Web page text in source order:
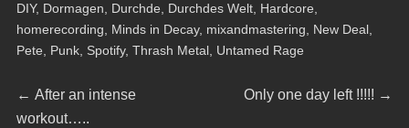
DIY, Dormagen Durchde Durchdes Welt, Hardcore
homerecording
Minds in Decay, mixandmastering New Deal,
Pete
Punk, Spotify, Thrash Metal, Untamed Rage
Beitragsnavigation
← Previous
post:
After an intense
workout…..
Next
Only one day left !!!!! →